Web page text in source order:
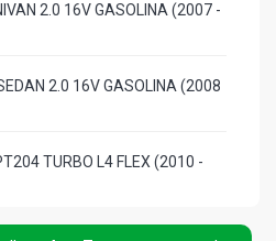
2.0 16V GASOLINA (2007 -
2.0 16V GASOLINA (2008
TURBO L4 FLEX (2010 -